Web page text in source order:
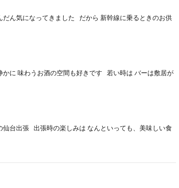
ん気になってきました だから 新幹線に乗るときのお供
に 味わうお酒の空間も好きです 若い時は バーは敷居が
台出張 出張時の楽しみは なんといっても、美味しい食